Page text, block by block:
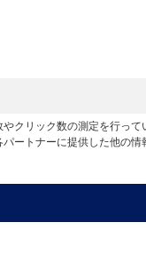
クリック数の測定を行っ
ートナーに提供した他の